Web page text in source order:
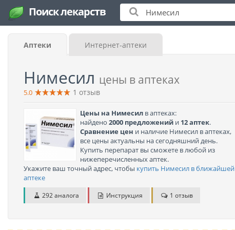
Поиск лекарств
Аптеки Интернет-аптеки
Нимесил цены в аптеках
5.0 1 отзыв
Цены на Нимесил в аптеках:
найдено 2000 предложений и 12 аптек.
Сравнение цен и наличие Нимесил в аптеках,
все цены актуальны на сегодняшний день.
Купить перепарат вы сможете в любой из
нижеперечисленных аптек.
Укажите ваш точный адрес, чтобы купить Нимесил в ближайшей
аптеке
292 аналога Инструкция 1 отзыв